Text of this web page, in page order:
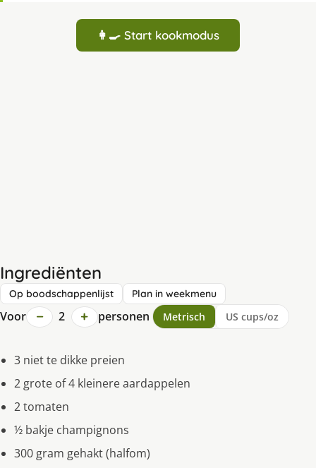
👩‍🍳 Start kookmodus
Ingrediënten
Op boodschappenlijst Plan in weekmenu
Voor − 2 + personen Metrisch US cups/oz
3 niet te dikke preien
2 grote of 4 kleinere aardappelen
2 tomaten
½ bakje champignons
300 gram gehakt (halfom)